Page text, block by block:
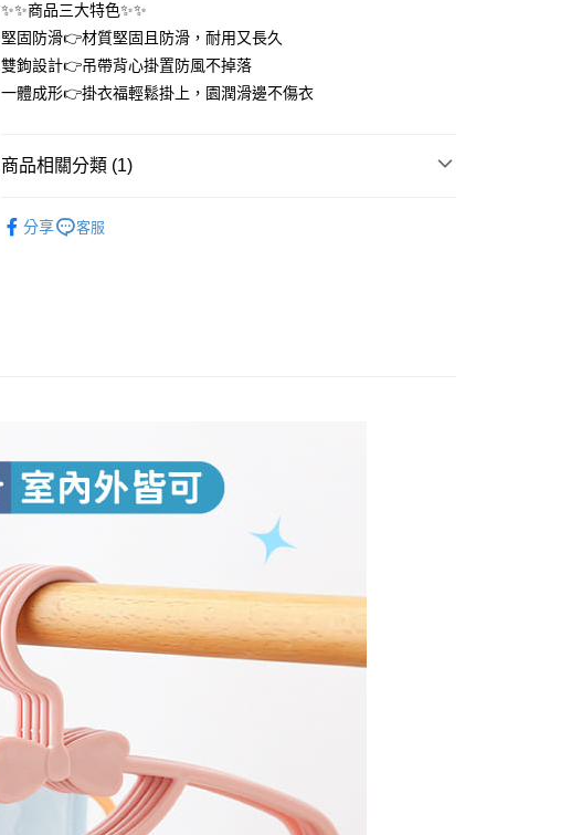
３．收到繳費通知簡訊後14天內，點擊此簡訊中的連結，可透過四大超商
／ATM／網路銀行／等多元方式進行付款，方視為交易完成。
※ 請注意：結帳手續完成當下不需立刻繳費，但若您需要取消訂單，請聯
絡購買商品的店家。未經商家同意取消之訂單仍視為有效，需透過AFTEE
先享後付繳納相關費用。
交易，需依本服務之必要範圍內提供個人資料，並將交易相關給付款項請
動。
每筆NT$60，滿NT$399(含以上)免運費
7-11取貨付款
每筆NT$60，滿NT$399(含以上)免運費
每筆NT$60，滿NT$399(含以上)免運費
每筆NT$65，滿NT$99(含以上)免運費
✨✨商品三大特色✨✨
堅固防滑👉材質堅固且防滑，耐用又長久
雙鉤設計👉吊帶背心掛置防風不掉落
一體成形👉掛衣福輕鬆掛上，園潤滑邊不傷衣
商品相關分類 (1)
分享
客服